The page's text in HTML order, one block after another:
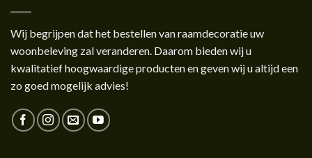
Wij begrijpen dat het bestellen van raamdecoratie uw
woonbeleving zal veranderen. Daarom bieden wij u
kwalitatief hoogwaardige producten en geven wij u altijd een
zo goed mogelijk advies!